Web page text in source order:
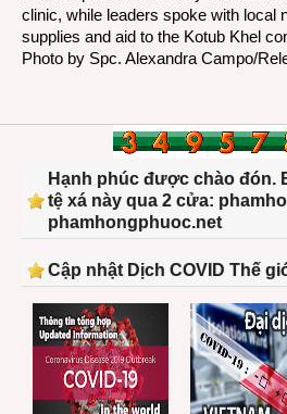
clinic, while leaders spoke with local
supplies and aid to the Kotub Khel
Photo by Spc. Alexandra Campo/
Hạnh phúc được chào đón.
tệ xá này qua 2 cửa:
phamhongphuoc.net
Cập nhật Dịch COVID Thế